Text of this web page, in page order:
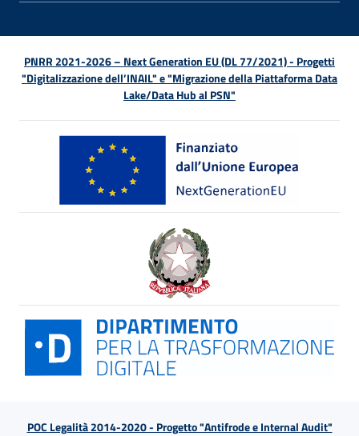
PNRR 2021-2026 – Next Generation EU (DL 77/2021) - Progetti
"Digitalizzazione dell’INAIL" e "Migrazione della Piattaforma Data
Lake/Data Hub al PSN"
POC Legalità 2014-2020 - Progetto "Antifrode e Internal Audit"